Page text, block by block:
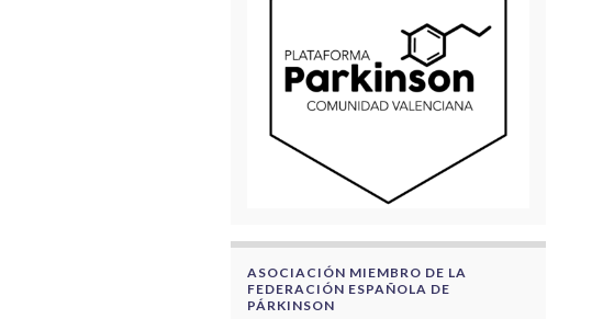
ASOCIACIÓN MIEMBRO DE LA
FEDERACIÓN ESPAÑOLA DE
PÁRKINSON